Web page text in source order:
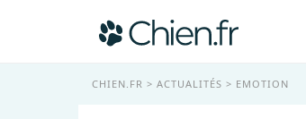
CHIEN.FR ACTUALITÉS EMOTION